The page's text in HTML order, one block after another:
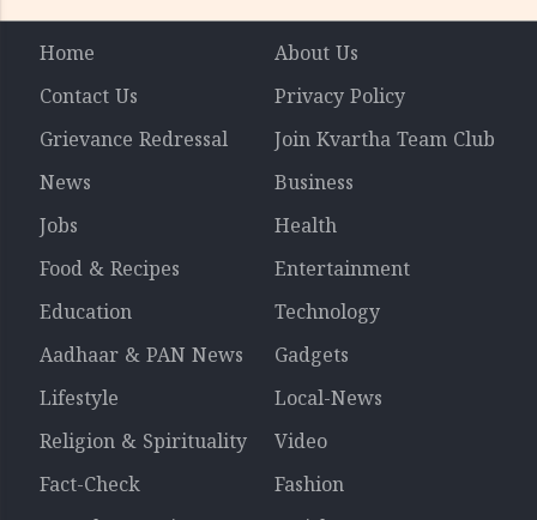
Home
About Us
Contact Us
Privacy Policy
Grievance Redressal
Join Kvartha Team Club
News
Business
Jobs
Health
Food & Recipes
Entertainment
Education
Technology
Aadhaar & PAN News
Gadgets
Lifestyle
Local-News
Religion & Spirituality
Video
Fact-Check
Fashion